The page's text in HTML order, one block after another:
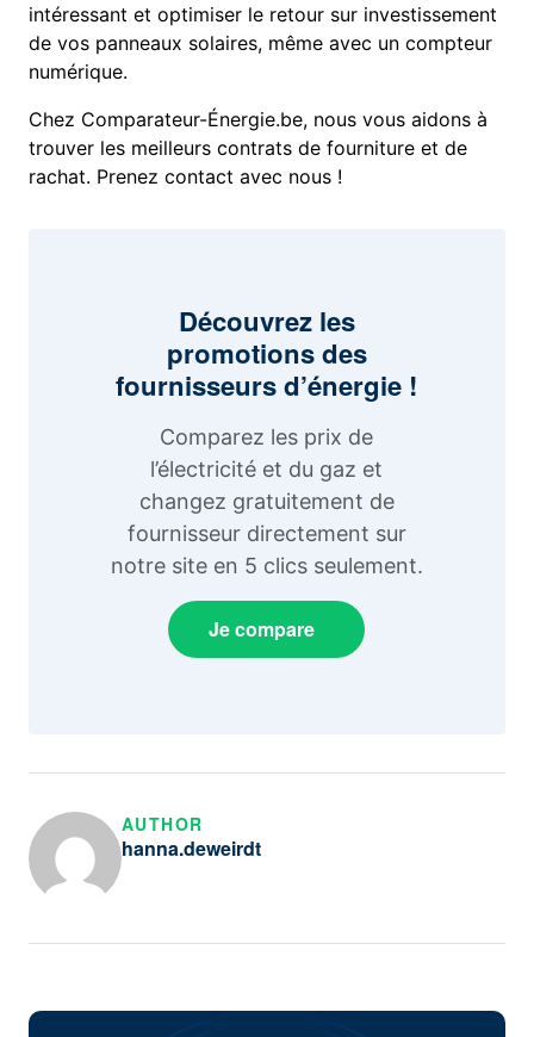
intéressant et optimiser le retour sur investissement
de vos panneaux solaires, même avec un compteur
numérique.
Chez Comparateur-Énergie.be, nous vous aidons à
trouver les meilleurs contrats de fourniture et de
rachat. Prenez contact avec nous !
Découvrez les
promotions des
fournisseurs d’énergie !
Comparez les prix de
l’électricité et du gaz et
changez gratuitement de
fournisseur directement sur
notre site en 5 clics seulement.
Je compare
AUTHOR
hanna.deweirdt